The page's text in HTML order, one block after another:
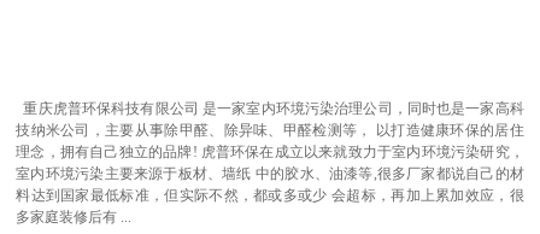
重庆虎普环保科技有限公司 是一家室内环境污染治理公司，同时也是一家高科
技纳米公司，主要从事除甲醛、除异味、甲醛检测等， 以打造健康环保的居住
理念，拥有自己独立的品牌! 虎普环保在成立以来就致力于室内环境污染研究，
室内环境污染主要来源于板材、墙纸 中的胶水、油漆等,很多厂家都说自己的材
料达到国家最低标准，但实际不然，都或多或少 会超标，再加上累加效应，很
多家庭装修后有 ...